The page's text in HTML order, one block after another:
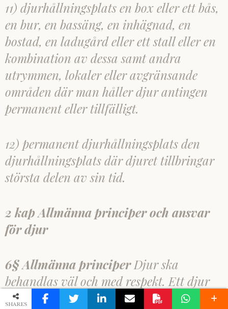
11) djurhållningsplats en box eller ett bås,
en bur, en bassäng, en inhägnad, en
bostad, en ladugård eller ett stall eller en
kombination av dessa samt andra
utrymmen, lokaler eller avgränsande
områden där man håller djur antingen
permanent eller tillfälligt.
12) permanent djurhållningsplats den
djurhållningsplats där djuret tillbringar
största delen av sin tid.
2 kap Allmänna principer och ansvar
för djur
6§ Allmänna principerDjur ska
behandlas väl och med respekt. Ett djur
får inte tillfogas onödig smärta eller
SHARES